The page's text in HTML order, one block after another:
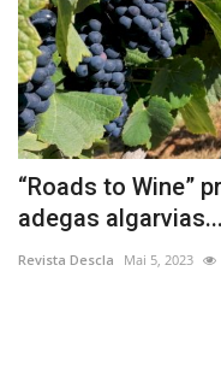
“Roads to Wine”
adegas algarvias...
Revista Descla Mai 5, 2023